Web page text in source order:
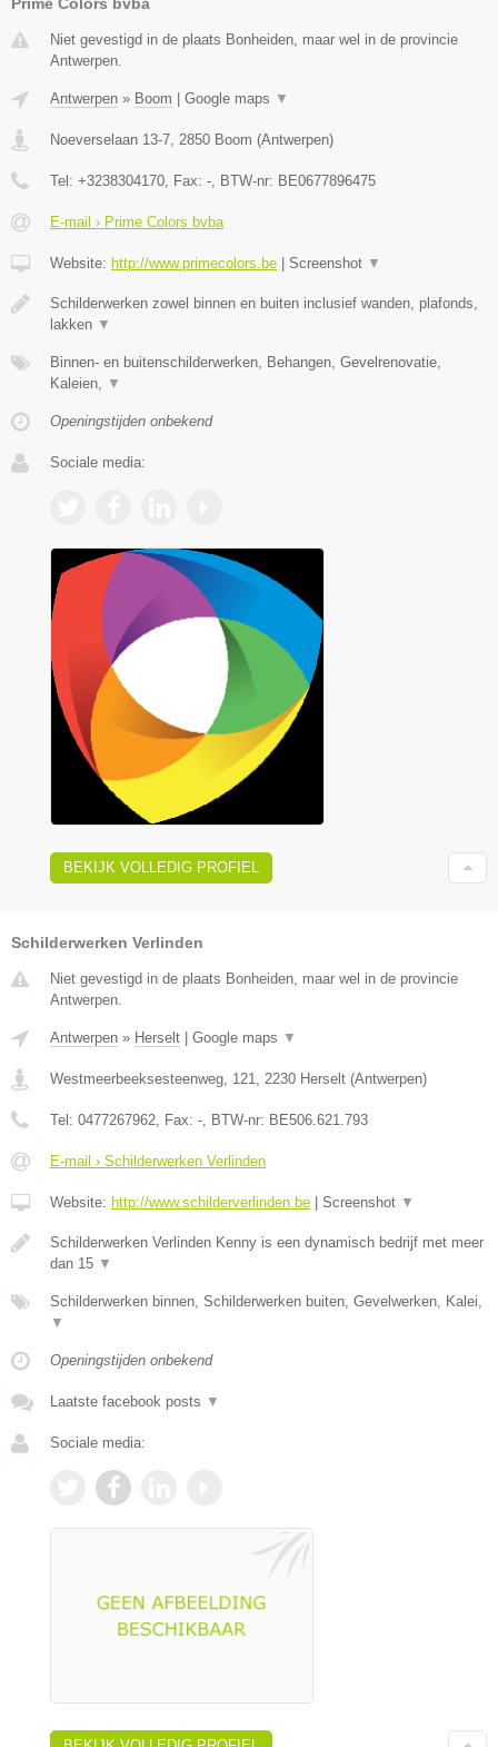
Niet gevestigd in de plaats Bonheiden, maar wel in de provincie
Antwerpen.
Antwerpen » Boom | Google maps ▼
Noeverselaan 13-7 2850 Boom (Antwerpen)
Tel: +3238304170 , Fax: - , BTW-nr: BE0677896475
E-mail › Prime Colors bvba
Website: http://www.primecolors.be | Screenshot ▼
Schilderwerken zowel binnen en buiten inclusief wanden, plafonds,
lakken ▼
Binnen- en buitenschilderwerken, Behangen, Gevelrenovatie,
Kaleien,
▼
Openingstijden onbekend
Sociale media:
BEKIJK VOLLEDIG PROFIEL
Schilderwerken Verlinden
Niet gevestigd in de plaats Bonheiden, maar wel in de provincie
Antwerpen.
Antwerpen » Herselt | Google maps ▼
Westmeerbeeksesteenweg, 121 2230 Herselt (Antwerpen)
Tel: 0477267962 , Fax: - , BTW-nr: BE506.621.793
E-mail › Schilderwerken Verlinden
Website: http://www.schilderverlinden.be | Screenshot ▼
Schilderwerken Verlinden Kenny is een dynamisch bedrijf met meer
dan 15 ▼
Schilderwerken binnen, Schilderwerken buiten, Gevelwerken, Kalei,
▼
Openingstijden onbekend
Laatste facebook posts ▼
Sociale media: